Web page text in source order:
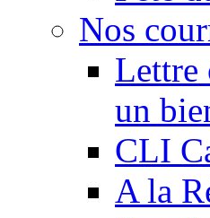
Nos
Lettre
un
CLI
A la